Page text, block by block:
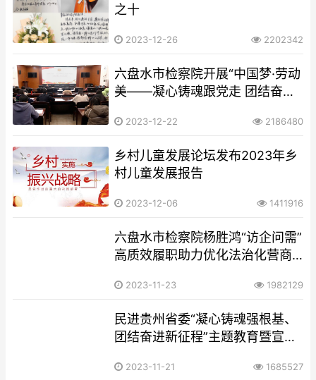
之十
2023-12-26 2202342
六盘水市检察院开展“中国梦·劳动
美——凝心铸魂跟党走 团结奋斗
论活动
2023-12-22 2186480
乡村儿童发展论坛发布2023年乡
村儿童发展报告
2023-12-06 1411916
六盘水市检察院杨胜鸿“访企问需”
高质效履职助力优化法治化营商
2023-11-23 1982129
民进贵州省委“凝心铸魂强根基、
团结奋进新征程”主题教育暨宣传
开班2023-11-21 1685527